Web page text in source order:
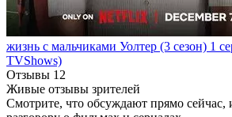
жизнь с мальчиками Уолтер (3 сезон) 1
TVShows)
Отзывы 12
Живые отзывы зрителей
Смотрите, что обсуждают прямо сейчас,